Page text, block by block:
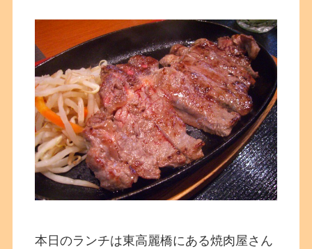
本日のランチは東高麗橋にある焼肉屋さん